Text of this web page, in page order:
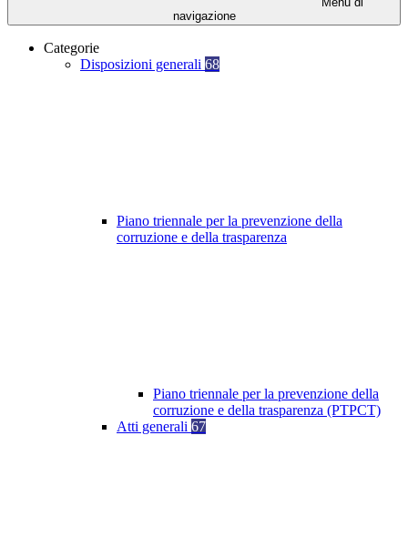
navigazione
Categorie
Disposizioni generali 68
Piano triennale per la prevenzione della
corruzione e della trasparenza
Piano triennale per la prevenzione della
corruzione e della trasparenza (PTPCT)
Atti generali 67